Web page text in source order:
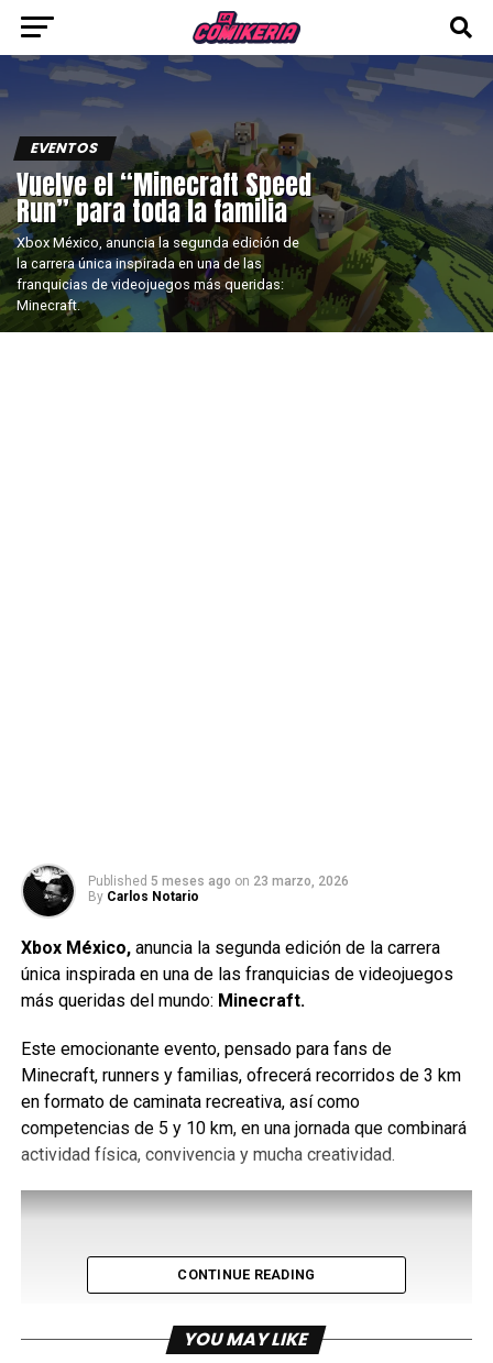
EVENTOS
Vuelve el “Minecraft Speed
Run” para toda la familia
Xbox México, anuncia la segunda edición de
la carrera única inspirada en una de las
franquicias de videojuegos más queridas:
Minecraft.
Published 5 meses ago on 23 marzo, 2026
By Carlos Notario
Xbox México,anuncia la segunda edición de la carrera
única inspirada en una de las franquicias de videojuegos
más queridas del mundo: Minecraft.
Este emocionante evento, pensado para fans de
Minecraft, runners y familias, ofrecerá recorridos de 3 km
en formato de caminata recreativa, así como
competencias de 5 y 10 km, en una jornada que combinará
actividad física, convivencia y mucha creatividad.
CONTINUE READING
YOU MAY LIKE